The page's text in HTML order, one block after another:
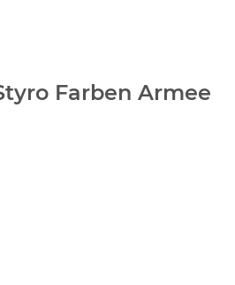
Farben Armee